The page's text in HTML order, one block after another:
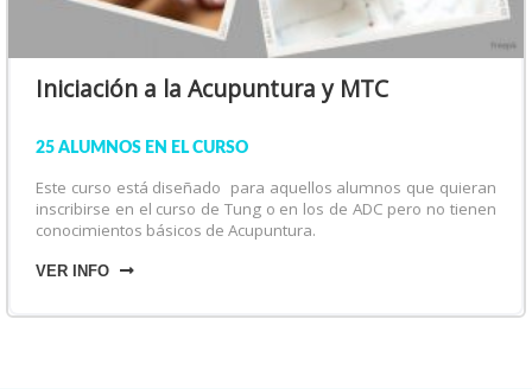
Iniciación a la Acupuntura y MTC
25 ALUMNOS EN EL CURSO
Este curso está diseñado para aquellos alumnos que quieran
inscribirse en el curso de Tung o en los de ADC pero no tienen
conocimientos básicos de Acupuntura.
VER INFO